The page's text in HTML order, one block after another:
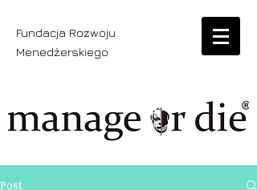
Fundacja Rozwoju
Menedżerskiego
Post